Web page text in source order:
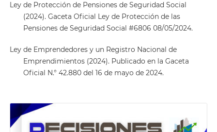
Ley de Protección de Pensiones de Seguridad Social
(2024). Gaceta Oficial Ley de Protección de las
Pensiones de Seguridad Social #6806 08/05/2024.
Ley de Emprendedores y un Registro Nacional de
Emprendimientos (2024). Publicado en la Gaceta
Oficial N.° 42.880 del 16 de mayo de 2024.